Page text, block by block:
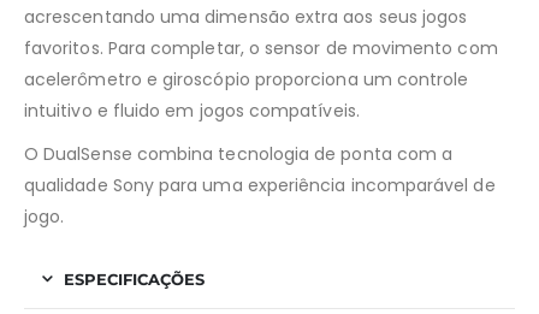
acrescentando uma dimensão extra aos seus jogos
favoritos. Para completar, o sensor de movimento com
acelerômetro e giroscópio proporciona um controle
intuitivo e fluido em jogos compatíveis.
O DualSense combina tecnologia de ponta com a
qualidade Sony para uma experiência incomparável de
jogo.
ESPECIFICAÇÕES